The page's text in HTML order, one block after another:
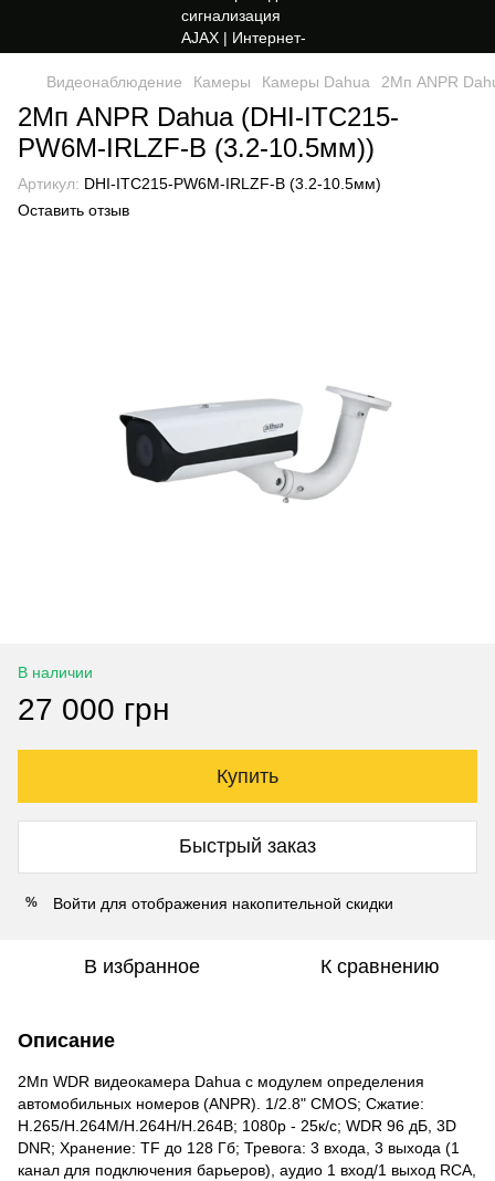
Видеонаблюдение Камеры Камеры Dahua 2Мп ANPR
2Мп ANPR Dahua (DHI-ITC215-
PW6M-IRLZF-B (3.2-10.5мм))
Артикул: DHI-ITC215-PW6M-IRLZF-B (3.2-10.5мм)
Оставить отзыв
В наличии
27 000 грн
Купить
Быстрый заказ
% Войти для отображения накопительной скидки
В избранное К сравнению
Описание
2Мп WDR видеокамера Dahua с модулем определения
автомобильных номеров (ANPR). 1/2.8" CMOS; Сжатие:
H.265/H.264M/H.264H/H.264B; 1080p - 25к/с; WDR 96 дБ, 3D
DNR; Хранение: TF до 128 Гб; Тревога: 3 входа, 3 выхода (1
канал для подключения барьеров), аудио 1 вход/1 выход RCA,